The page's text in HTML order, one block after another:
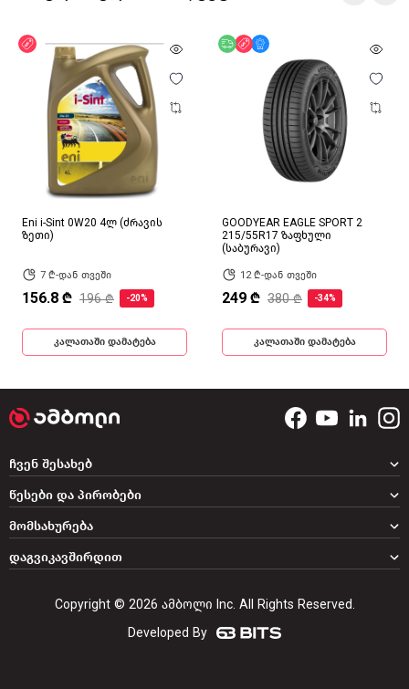
ფასდაკლება
Eni i-Sint 0W20 4ლ (ძრავის
ზეთი)
7 ₾-დან თვეში
156.8 ₾ 196 ₾ -20%
კალათაში დამატება
უფასო მიწოდება
ფასდაკლება
GOODYEAR EAGLE SPORT 2
215/55R17 ზაფხული
(საბურავი)
12 ₾-დან თვეში
249 ₾ 380 ₾ -34%
კალათაში დამატება
დაგვიკავშირდით
ჩვენ შესახებ
წესები და პირობები
მომსახურება
Copyright © 2026 ამბოლი Inc. All Rights Reserved.
Developed By